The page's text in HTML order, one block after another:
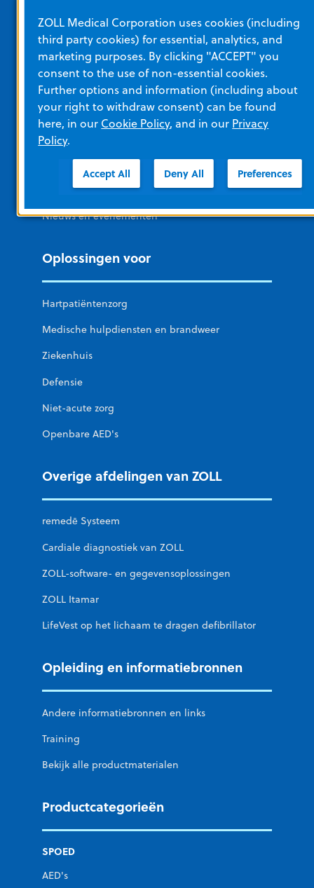
Snelle verbinding
Over ZOLL
Carrières
Corporate Social Responsibility
Neem contact met ons op
Nieuws en evenementen
Oplossingen voor
Hartpatiëntenzorg
Medische hulpdiensten en brandweer
Ziekenhuis
Defensie
Niet-acute zorg
Openbare AED's
Overige afdelingen van ZOLL
remedē Systeem
Cardiale diagnostiek van ZOLL
ZOLL-software- en gegevensoplossingen
ZOLL Itamar
LifeVest op het lichaam te dragen defibrillator
Opleiding en informatiebronnen
Andere informatiebronnen en links
Training
Bekijk alle productmaterialen
Productcategorieën
SPOED
AED's
ZOLL Medical Corporation uses cookies (including
third party cookies) for essential, analytics, and
marketing purposes. By clicking "ACCEPT" you
consent to the use of non-essential cookies.
Further options and information (including about
your right to withdraw consent) can be found
here, in our Cookie Policy, and in our Privacy
Policy.
Accept All Deny All Preferences